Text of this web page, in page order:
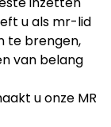
u als mr-lid
te brengen,
van belang
u onze MR